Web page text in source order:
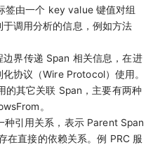
签由一个 key value 键值对组
调用分析的信息，例如方法
界传递 Span 相关信息，在进
协议（Wire Protocol）使用。
的其它关联 Span，主要有两种
。
种引用关系，表示 Parent Span
在直接的依赖关系。例 PRC 服